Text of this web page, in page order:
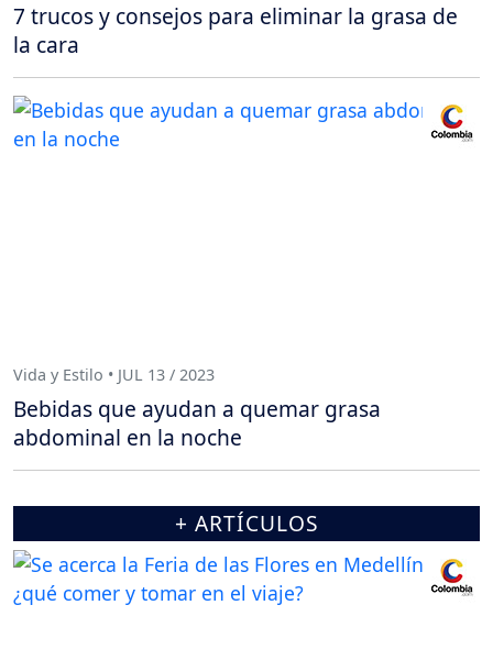
7 trucos y consejos para eliminar la grasa de
la cara
Vida y Estilo • JUL 13 / 2023
Bebidas que ayudan a quemar grasa
abdominal en la noche
+ ARTÍCULOS